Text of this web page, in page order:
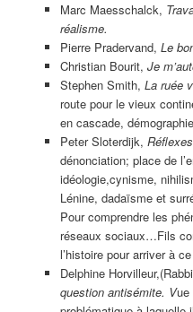
Marc Maesschalck,
réalisme.
Pierre Pradervand, Le
Christian Bourit, Je
Stephen Smith, La ruée
route pour le vieux
en cascade,
Peter Sloterdijk,
dénonciation; place de
idéologie,cynisme,
Lénine, dadaïsme et
Pour comprendre les
réseaux sociaux…Fils
l’histoire pour arriver à
Delphine
question antisémite. Vue